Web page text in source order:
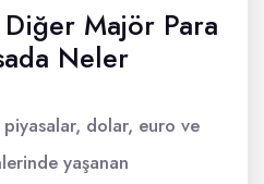
Majör Para
Neler
dolar, euro ve
yaşanan